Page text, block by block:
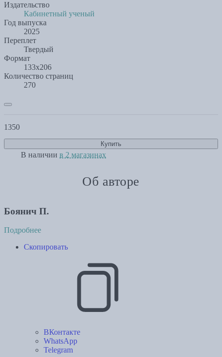
Издательство
Кабинетный ученый
Год выпуска
2025
Переплет
Твердый
Формат
133х206
Количество страниц
270
1350
Купить
В наличии в 2 магазинах
Об авторе
Боянич П.
Подробнее
Скопировать
ВКонтакте
WhatsApp
Telegram